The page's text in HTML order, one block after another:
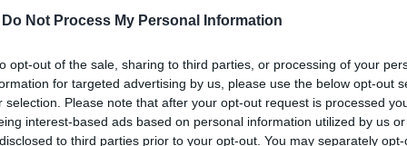
Do Not Process My Personal Information
opt-out of the sale, sharing to third parties, or processing of your
for targeted advertising by us, please use the below opt-out
selection. Please note that after your opt-out request is processed
interest-based ads based on personal information utilized by us
to third parties prior to your opt-out. You may separately
központokat hoz létre, mégpedig
be csütörtökön Brüsszelben Jens